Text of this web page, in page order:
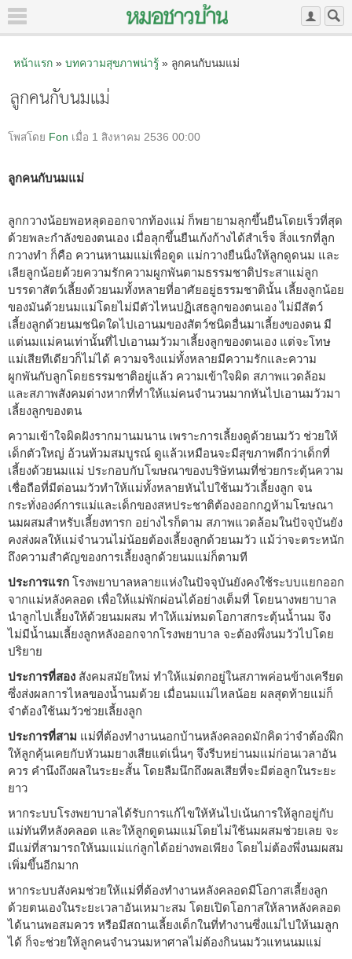
หน้าแรก» บทความสุขภาพน่ารู้» ลูกคนกับนมแม่
ลูกคนกับนมแม่
โพสโดย Fon เมื่อ 1 สิงหาคม 2536 00:00
ลูกคนกับนมแม่
ลูกกวางน้อยพอหลุดออกจากท้องแม่ ก็พยายามลุกขึ้นยืนโดยเร็วที่สุด
ด้วยพละกำลังของตนเอง เมื่อลุกขึ้นยืนเก้งก้างได้สำเร็จ สิ่งแรกที่ลูก
กวางทำ ก็คือ ควานหานมแม่เพื่อดูด แม่กวางยืนนิ่งให้ลูกดูดนม และ
เลียลูกน้อยด้วยความรักความผูกพันตามธรรมชาติประสาแม่ลูก
บรรดาสัตว์เลี้ยงด้วยนมทั้งหลายที่อาศัยอยู่ธรรมชาตินั้น เลี้ยงลูกน้อย
ของมันด้วยนมแม่โดยไม่มีตัวไหนปฏิเสธลูกของตนเอง ไม่มีสัตว์
เลี้ยงลูกด้วยนมชนิดใดไปเอานมของสัตว์ชนิดอื่นมาเลี้ยงของตน มี
แต่นมแม่คนเท่านั้นที่ไปเอานมวัวมาเลี้ยงลูกของตนเอง แต่จะโทษ
แม่เสียทีเดียวก็ไม่ได้ ความจริงแม่ทั้งหลายมีความรักและความ
ผูกพันกับลูกโดยธรรมชาติอยู่แล้ว ความเข้าใจผิด สภาพแวดล้อม
และสภาพสังคมต่างหากที่ทำให้แม่คนจำนวนมากหันไปเอานมวัวมา
เลี้ยงลูกของตน
ความเข้าใจผิดฝังรากมานมนาน เพราะการเลี้ยงดูด้วยนมวัว ช่วยให้
เด็กตัวใหญ่ อ้วนท้วมสมบูรณ์ ดูแล้วเหมือนจะมีสุขภาพดีกว่าเด็กที่
เลี้ยงด้วยนมแม่ ประกอบกับโฆษณาของบริษัทนมที่ช่วยกระตุ้นความ
เชื่อถือที่มีต่อนมวัวทำให้แม่ทั้งหลายหันไปใช้นมวัวเลี้ยงลูก จน
กระทั่งองค์การแม่และเด็กของสหประชาติต้องออกกฎห้ามโฆษณา
นมผสมสำหรับเลี้ยงทารก อย่างไรก็ตาม สภาพแวดล้อมในปัจจุบันยัง
คงส่งผลให้แม่จำนวนไม่น้อยต้องเลี้ยงลูกด้วยนมวัว แม้ว่าจะตระหนัก
ถึงความสำคัญของการเลี้ยงลูกด้วยนมแม่ก็ตามที
ประการแรก โรงพยาบาลหลายแห่งในปัจจุบันยังคงใช้ระบบแยกออก
จากแม่หลังคลอด เพื่อให้แม่พักผ่อนได้อย่างเต็มที่ โดยนางพยาบาล
นำลูกไปเลี้ยงให้ด้วยนมผสม ทำให้แม่หมดโอกาสกระตุ้นน้ำนม จึง
ไม่มีน้ำนมเลี้ยงลูกหลังออกจากโรงพยาบาล จะต้องพึ่งนมวัวไปโดย
ปริยาย
ประการที่สอง สังคมสมัยใหม่ ทำให้แม่ตกอยู่ในสภาพค่อนข้างเครียด
ซึ่งส่งผลการไหลของน้ำนมด้วย เมื่อนมแม่ไหลน้อย ผลสุดท้ายแม่ก็
จำต้องใช้นมวัวช่วยเลี้ยงลูก
ประการที่สาม แม่ที่ต้องทำงานนอกบ้านหลังคลอดมักคิดว่าจำต้องฝึก
ให้ลูกคุ้นเคยกับหัวนมยางเสียแต่เนิ่นๆ จึงรีบหย่านมแม่ก่อนเวลาอัน
ควร คำนึงถึงผลในระยะสั้น โดยลืมนึกถึงผลเสียที่จะมีต่อลูกในระยะ
ยาว
หากระบบโรงพยาบาลได้รับการแก้ไขให้หันไปเน้นการให้ลูกอยู่กับ
แม่ทันทีหลังคลอด และให้ลูกดูดนมแม่โดยไม่ใช้นมผสมช่วยเลย จะ
มีแม่ที่สามารถให้นมแม่แก่ลูกได้อย่างพอเพียง โดยไม่ต้องพึ่งนมผสม
เพิ่มขึ้นอีกมาก
หากระบบสังคมช่วยให้แม่ที่ต้องทำงานหลังคลอดมีโอกาสเลี้ยงลูก
ด้วยตนเองในระยะเวลาอันเหมาะสม โดยเปิดโอกาสให้ลาหลังคลอด
ได้นานพอสมควร หรือมีสถานเลี้ยงเด็กในที่ทำงานซึ่งแม่ไปให้นมลูก
ได้ ก็จะช่วยให้ลูกคนจำนวนมหาศาลไม่ต้องกินนมวัวแทนนมแม่